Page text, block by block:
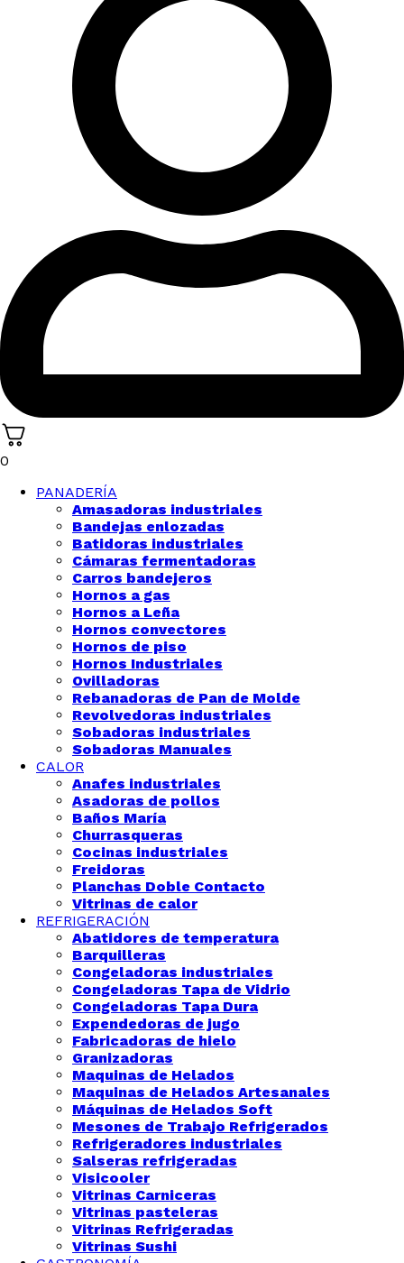
0
PANADERÍA
Amasadoras industriales
Bandejas enlozadas
Batidoras industriales
Cámaras fermentadoras
Carros bandejeros
Hornos a gas
Hornos a Leña
Hornos convectores
Hornos de piso
Hornos Industriales
Ovilladoras
Rebanadoras de Pan de Molde
Revolvedoras industriales
Sobadoras industriales
Sobadoras Manuales
CALOR
Anafes industriales
Asadoras de pollos
Baños María
Churrasqueras
Cocinas industriales
Freidoras
Planchas Doble Contacto
Vitrinas de calor
REFRIGERACIÓN
Abatidores de temperatura
Barquilleras
Congeladoras industriales
Congeladoras Tapa de Vidrio
Congeladoras Tapa Dura
Expendedoras de jugo
Fabricadoras de hielo
Granizadoras
Maquinas de Helados
Maquinas de Helados Artesanales
Máquinas de Helados Soft
Mesones de Trabajo Refrigerados
Refrigeradores industriales
Salseras refrigeradas
Visicooler
Vitrinas Carniceras
Vitrinas pasteleras
Vitrinas Refrigeradas
Vitrinas Sushi